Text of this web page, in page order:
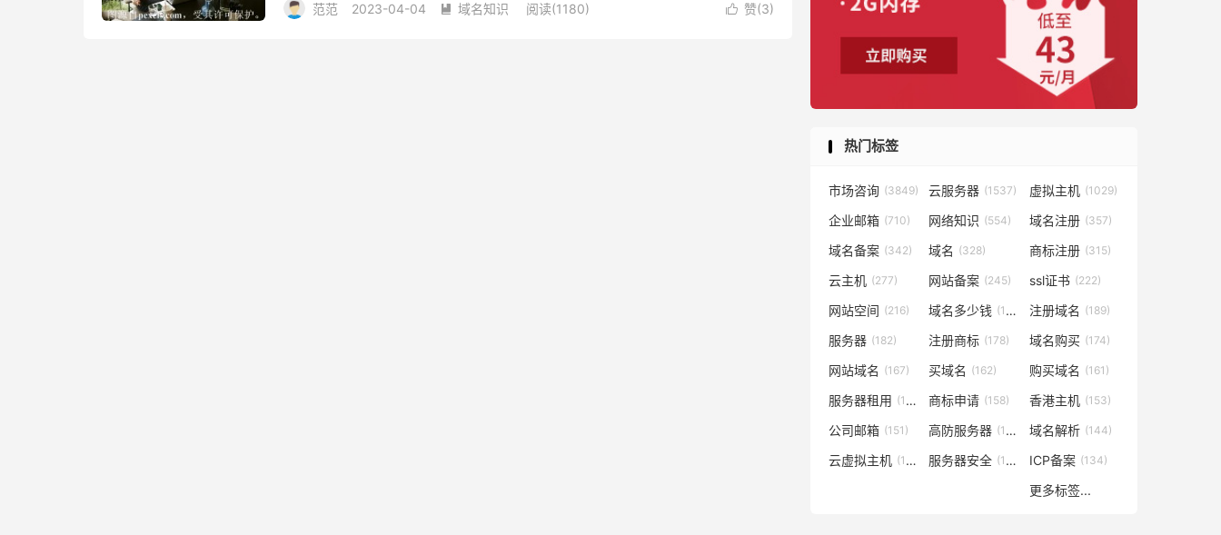
种服务提供商，提供域名注册、持有和管理服务。对于那些想要注册域名的人们来说，
范范 2023-04-04  域名知识 阅读(1180)  赞(3)
热门标签
市场咨询 (3849) 云服务器 (1537) 虚拟主机 (1029)
企业邮箱 (710) 网络知识 (554) 域名注册 (357)
域名备案 (342) 域名 (328) 商标注册 (315)
云主机 (277) 网站备案 (245) ssl证书 (222)
网站空间 (216) 域名多少钱 (194) 注册域名 (189)
服务器 (182) 注册商标 (178) 域名购买 (174)
网站域名 (167) 买域名 (162) 购买域名 (161)
服务器租用 (160) 商标申请 (158) 香港主机 (153)
公司邮箱 (151) 高防服务器 (146) 域名解析 (144)
云虚拟主机 (140) 服务器安全 (137) ICP备案 (134)
更多标签...